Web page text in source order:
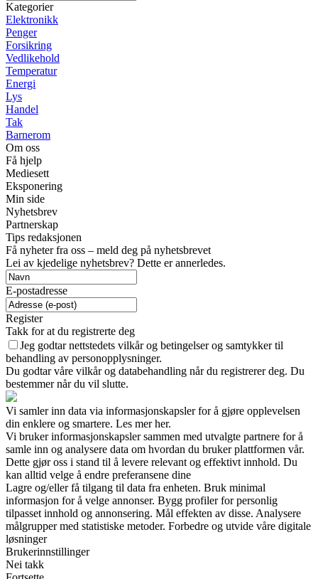
Kategorier
Elektronikk
Penger
Forsikring
Vedlikehold
Temperatur
Energi
Lys
Handel
Tak
Barnerom
Om oss
Få hjelp
Mediesett
Eksponering
Min side
Nyhetsbrev
Partnerskap
Tips redaksjonen
Få nyheter fra oss – meld deg på nyhetsbrevet
Lei av kjedelige nyhetsbrev? Dette er annerledes.
E-postadresse
Register
Takk for at du registrerte deg
Jeg godtar nettstedets vilkår og betingelser og samtykker til
behandling av personopplysninger.
Du godtar våre vilkår og databehandling når du registrerer deg. Du
bestemmer når du vil slutte.
Vi samler inn data via informasjonskapsler for å gjøre opplevelsen
din enklere og smartere. Les mer her.
Vi bruker informasjonskapsler sammen med utvalgte partnere for å
samle inn og analysere data om hvordan du bruker plattformen vår.
Dette gjør oss i stand til å levere relevant og effektivt innhold. Du
kan alltid velge å endre preferansene dine
Lagre og/eller få tilgang til data fra enheten. Bruk minimal
informasjon for å velge annonser. Bygg profiler for personlig
tilpasset innhold og annonsering. Mål effekten av disse. Analysere
målgrupper med statistiske metoder. Forbedre og utvide våre digitale
løsninger
Brukerinnstillinger
Nei takk